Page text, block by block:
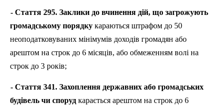
- Стаття 295. Заклики до вчинення дій, що загрожують
громадському порядку караються штрафом до 50
неоподатковуваних мінімумів доходів громадян або
арештом на строк до 6 місяців, або обмеженням волі на
строк до 3 років;
- Стаття 341. Захоплення державних або громадських
будівель чи споруд карається арештом на строк до 6